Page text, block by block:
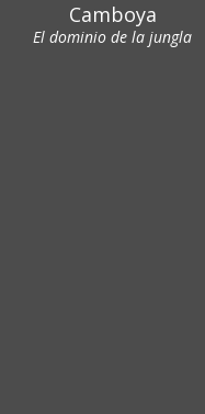
Camboya
El dominio de la jungla